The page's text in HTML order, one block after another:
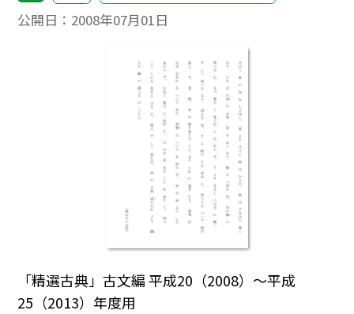
公開日： 2008年07月01日
「精選古典」古文編 平成20（2008）～平成
25（2013）年度用